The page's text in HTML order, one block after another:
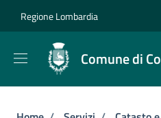
Regione Lombardia
Comune di